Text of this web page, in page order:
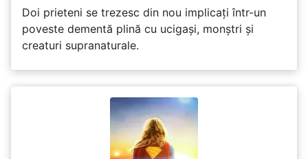
Doi prieteni se trezesc din nou implicați într-un
poveste dementă plină cu ucigași, monștri și
creaturi supranaturale.